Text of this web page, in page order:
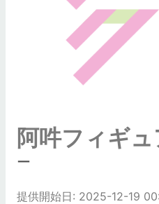
阿吽フィギュ
ー
提供開始日: 2025-12-19